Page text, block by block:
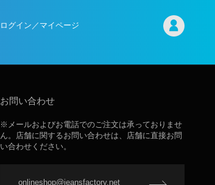
ログイン／マイページ
お問い合わせ
※メールおよびお電話でのご注文は承っておりませ
ん。店舗に関するお問い合わせは、店舗に直接お問
い合わせください。
onlineshop@jeansfactory.net